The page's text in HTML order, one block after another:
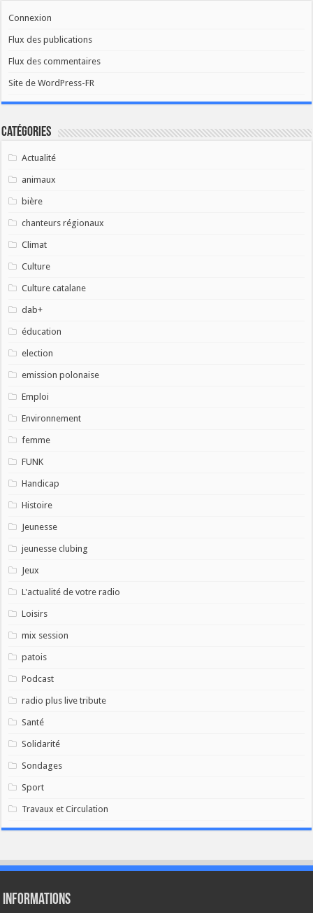
Connexion
Flux des publications
Flux des commentaires
Site de WordPress-FR
Catégories
Actualité
animaux
bière
chanteurs régionaux
Climat
Culture
Culture catalane
dab+
éducation
election
emission polonaise
Emploi
Environnement
femme
FUNK
Handicap
Histoire
Jeunesse
jeunesse clubing
Jeux
L'actualité de votre radio
Loisirs
mix session
patois
Podcast
radio plus live tribute
Santé
Solidarité
Sondages
Sport
Travaux et Circulation
Informations